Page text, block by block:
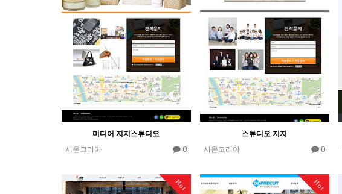
미디어 지지스튜디오
시온코리아
0
스튜디오 지지
시온코리아
0
Hot Hot